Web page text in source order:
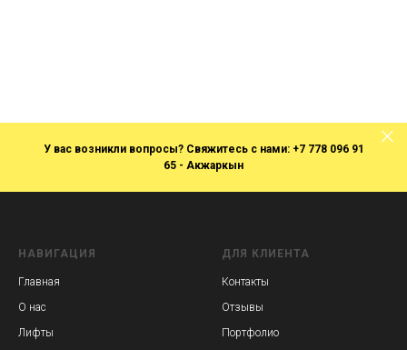
У вас возникли вопросы? Свяжитесь с нами: +7 778 096 91
65 - Акжаркын
НАВИГАЦИЯ
Главная
О нас
Лифты
ДЛЯ КЛИЕНТА
Контакты
Отзывы
Портфолио